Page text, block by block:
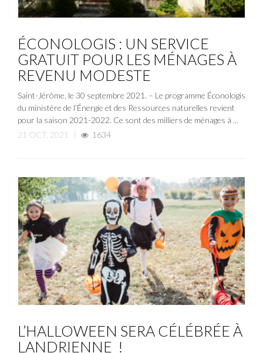
ÉCONOLOGIS : UN SERVICE
GRATUIT POUR LES MÉNAGES À
REVENU MODESTE
Saint-Jérôme, le 30 septembre 2021. – Le programme Éconologis
du ministère de l’Énergie et des Ressources naturelles revient
pour la saison 2021-2022. Ce sont des milliers de ménages à ...
21 OCT, 2021
| 1634
L’HALLOWEEN SERA CÉLÉBRÉE À
LANDRIENNE !